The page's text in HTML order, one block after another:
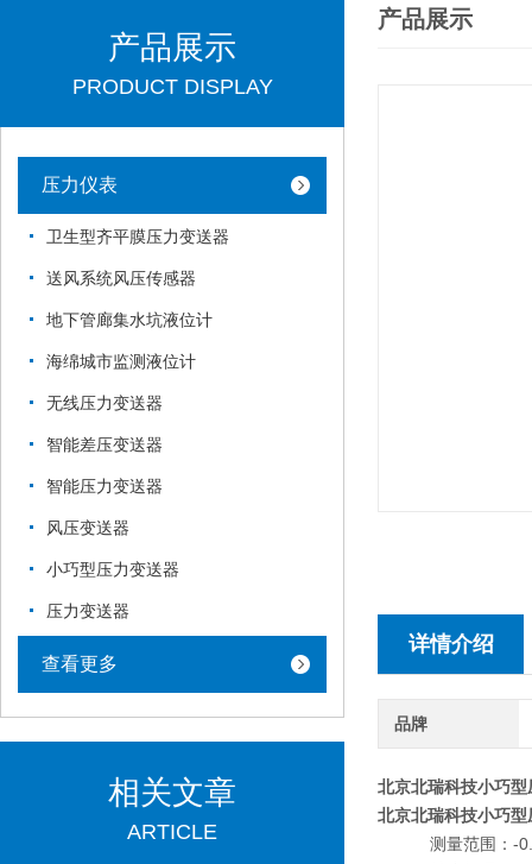
产品展示
PRODUCT DISPLAY
压力仪表
卫生型齐平膜压力变送器
送风系统风压传感器
地下管廊集水坑液位计
海绵城市监测液位计
无线压力变送器
智能差压变送器
智能压力变送器
风压变送器
小巧型压力变送器
压力变送器
查看更多
相关文章
ARTICLE
产品展示
详情介绍
品牌
北京北瑞科技小巧型
北京北瑞科技小巧型
测量范围：-